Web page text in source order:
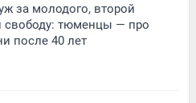
за молодого, второй
свободу: тюменцы — про
после 40 лет